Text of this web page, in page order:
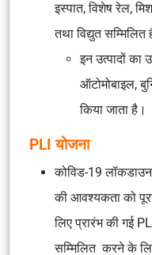
इस्पात, विशेष रेल,
तथा विद्युत सम्मिलित
इन उत्पादों का
ऑटोमोबाइल,
किया जाता है।
PLI योजना
कोविड-19 लॉकडाउन
की आवश्यकता को
लिए प्रारंभ की गई
सम्मिलित करने के